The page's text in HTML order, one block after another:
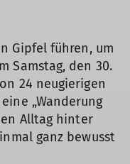
Gipfel führen, um
Samstag, den 30.
24 neugierigen
„Wanderung
Alltag hinter
ganz bewusst